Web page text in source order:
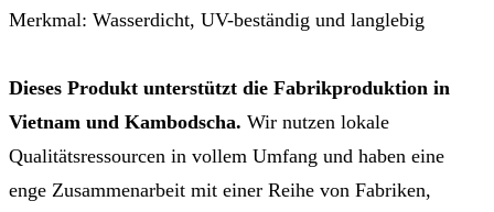
Merkmal: Wasserdicht, UV-beständig und langlebig
Dieses Produkt unterstützt die Fabrikproduktion in
Vietnam und Kambodscha. Wir nutzen lokale
Qualitätsressourcen in vollem Umfang und haben eine
enge Zusammenarbeit mit einer Reihe von Fabriken,